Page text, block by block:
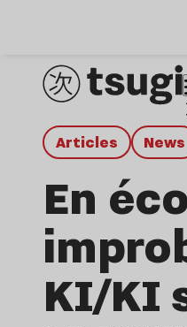
Articles news
En
KI/KI